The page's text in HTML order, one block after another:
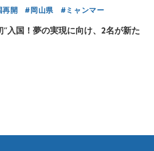
再開 岡山県 ミャンマー
入国！夢の実現に向け、2名が新た